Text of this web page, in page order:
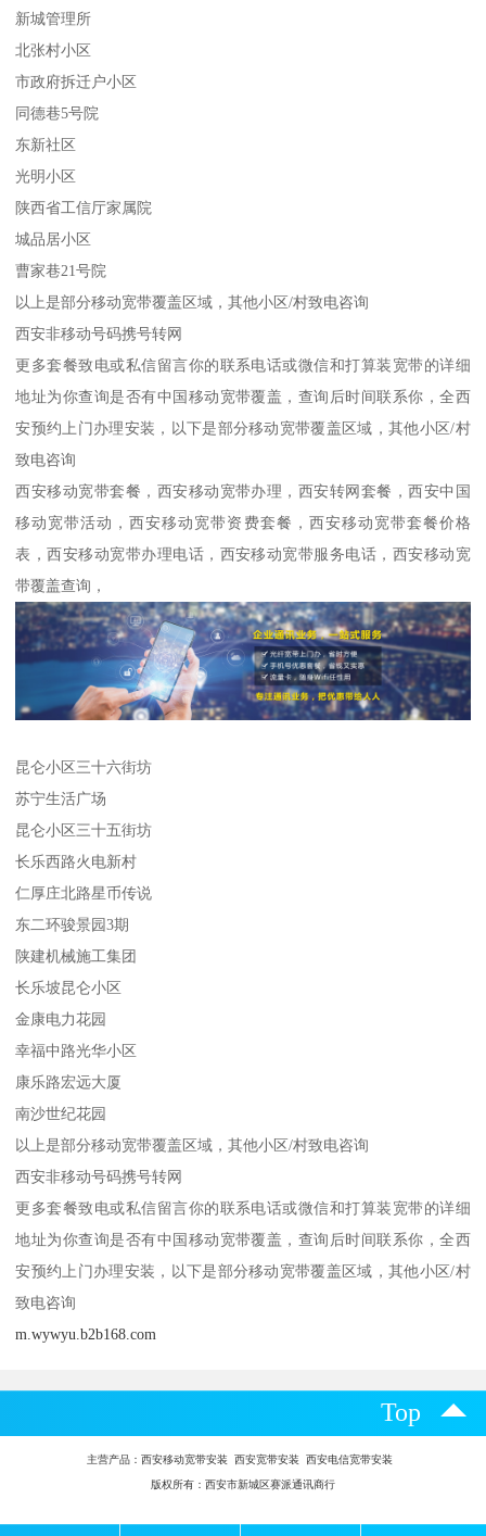
新城管理所
北张村小区
市政府拆迁户小区
同德巷5号院
东新社区
光明小区
陕西省工信厅家属院
城品居小区
曹家巷21号院
以上是部分移动宽带覆盖区域，其他小区/村致电咨询
西安非移动号码携号转网
更多套餐致电或私信留言你的联系电话或微信和打算装宽带的详细
地址为你查询是否有中国移动宽带覆盖，查询后时间联系你，全西
安预约上门办理安装，以下是部分移动宽带覆盖区域，其他小区/村
致电咨询
西安移动宽带套餐，西安移动宽带办理，西安转网套餐，西安中国
移动宽带活动，西安移动宽带资费套餐，西安移动宽带套餐价格
表，西安移动宽带办理电话，西安移动宽带服务电话，西安移动宽
带覆盖查询，
昆仑小区三十六街坊
苏宁生活广场
昆仑小区三十五街坊
长乐西路火电新村
仁厚庄北路星币传说
东二环骏景园3期
陕建机械施工集团
长乐坡昆仑小区
金康电力花园
幸福中路光华小区
康乐路宏远大厦
南沙世纪花园
以上是部分移动宽带覆盖区域，其他小区/村致电咨询
西安非移动号码携号转网
更多套餐致电或私信留言你的联系电话或微信和打算装宽带的详细
地址为你查询是否有中国移动宽带覆盖，查询后时间联系你，全西
安预约上门办理安装，以下是部分移动宽带覆盖区域，其他小区/村
致电咨询
m.wywyu.b2b168.com
Top
主营产品： 西安移动宽带安装 西安宽带安装 西安电信宽带安装
版权所有：西安市新城区赛派通讯商行